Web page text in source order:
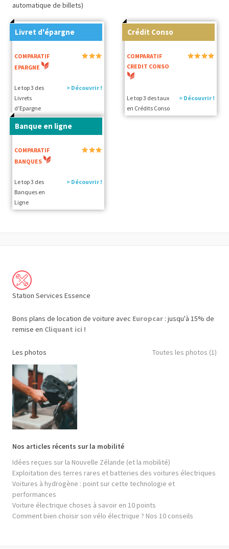
automatique de billets)
Livret d'épargne
COMPARATIF
EPARGNE
Le top 3 des
Livrets
d'Epargne
> Découvrir !
Crédit Conso
COMPARATIF
CREDIT CONSO
Le top 3 des taux
en Crédits Conso
> Découvrir !
Banque en ligne
COMPARATIF
BANQUES
Le top 3 des
Banques en
Ligne
> Découvrir !
Station Services Essence
Bons plans de location de voiture avec Europcar : jusqu'à 15% de
remise en Cliquant ici !
Les photos Toutes les photos (1)
Nos articles récents sur la mobilité
Idées reçues sur la Nouvelle Zélande (et la mobilité)
Exploitation des terres rares et batteries des voitures électriques
Voitures à hydrogène : point sur cette technologie et
performances
Voiture électrique choses à savoir en 10 points
Comment bien choisir son vélo électrique ? Nos 10 conseils